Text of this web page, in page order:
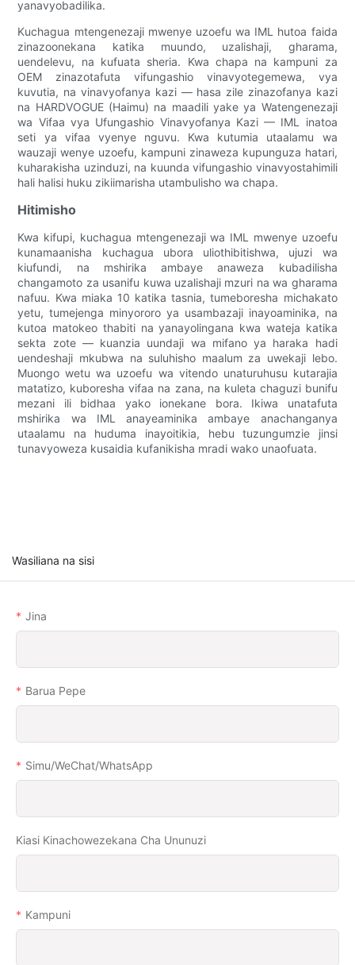
yanavyobadilika.
Kuchagua mtengenezaji mwenye uzoefu wa IML hutoa faida
zinazoonekana katika muundo, uzalishaji, gharama,
uendelevu, na kufuata sheria. Kwa chapa na kampuni za
OEM zinazotafuta vifungashio vinavyotegemewa, vya
kuvutia, na vinavyofanya kazi — hasa zile zinazofanya kazi
na HARDVOGUE (Haimu) na maadili yake ya Watengenezaji
wa Vifaa vya Ufungashio Vinavyofanya Kazi — IML inatoa
seti ya vifaa vyenye nguvu. Kwa kutumia utaalamu wa
wauzaji wenye uzoefu, kampuni zinaweza kupunguza hatari,
kuharakisha uzinduzi, na kuunda vifungashio vinavyostahimili
hali halisi huku zikiimarisha utambulisho wa chapa.
Hitimisho
Kwa kifupi, kuchagua mtengenezaji wa IML mwenye uzoefu
kunamaanisha kuchagua ubora uliothibitishwa, ujuzi wa
kiufundi, na mshirika ambaye anaweza kubadilisha
changamoto za usanifu kuwa uzalishaji mzuri na wa gharama
nafuu. Kwa miaka 10 katika tasnia, tumeboresha michakato
yetu, tumejenga minyororo ya usambazaji inayoaminika, na
kutoa matokeo thabiti na yanayolingana kwa wateja katika
sekta zote — kuanzia uundaji wa mifano ya haraka hadi
uendeshaji mkubwa na suluhisho maalum za uwekaji lebo.
Muongo wetu wa uzoefu wa vitendo unaturuhusu kutarajia
matatizo, kuboresha vifaa na zana, na kuleta chaguzi bunifu
mezani ili bidhaa yako ionekane bora. Ikiwa unatafuta
mshirika wa IML anayeaminika ambaye anachanganya
utaalamu na huduma inayoitikia, hebu tuzungumzie jinsi
tunavyoweza kusaidia kufanikisha mradi wako unaofuata.
Wasiliana na sisi
Jina
Barua Pepe
Simu/WeChat/WhatsApp
Kiasi Kinachowezekana Cha Ununuzi
Kampuni